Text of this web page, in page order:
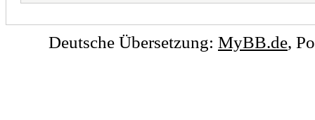
Deutsche Übersetzung: MyBB.de,